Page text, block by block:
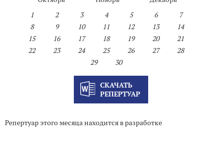
1
2 3 4 5 6
7
8
9 10 11 12 13
14
15
16 17 18 19 20
21
22
23 24 25 26 27
28
29
30
СКАЧАТЬ
РЕПЕРТУАР
Репертуар этого месяца находится в разработке